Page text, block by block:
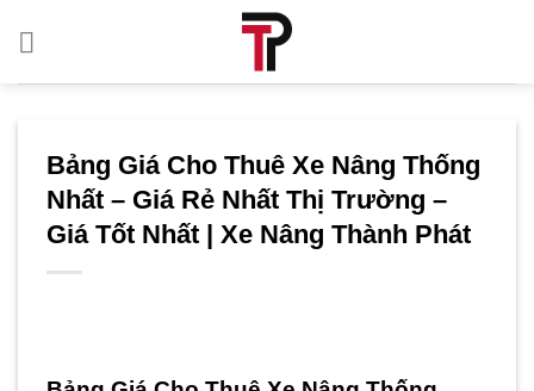
Bảng Giá Cho Thuê Xe Nâng Thống
Nhất – Giá Rẻ Nhất Thị Trường –
Giá Tốt Nhất | Xe Nâng Thành Phát